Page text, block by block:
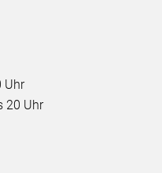
Uhr
20 Uhr